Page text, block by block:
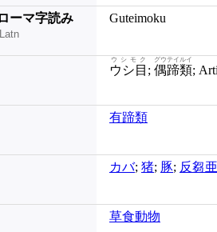
ーマ字読み Guteimoku
ウシ目
ウシモク
; 偶蹄類
グウテイルイ
;
有蹄類
カバ; 猪; 豚; 反芻
草食動物